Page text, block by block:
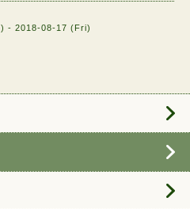
- 2018-08-17 (Fri)